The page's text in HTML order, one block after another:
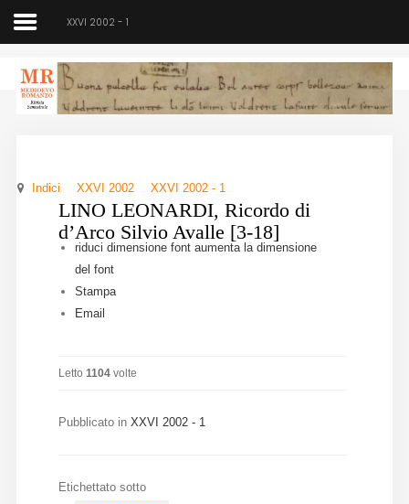
Medioevo Romanzo
Home
Chi siamo
Direzione
Indici
XXVI 2002 - 1
Indici XXVI 2002 XXVI 2002 - 1
LINO LEONARDI, Ricordo di
d’Arco Silvio Avalle [3-18]
riduci dimensione font aumenta la dimensione
del font
Stampa
Email
Letto 1104volte
Pubblicato in XXVI 2002 - 1
Etichettato sotto